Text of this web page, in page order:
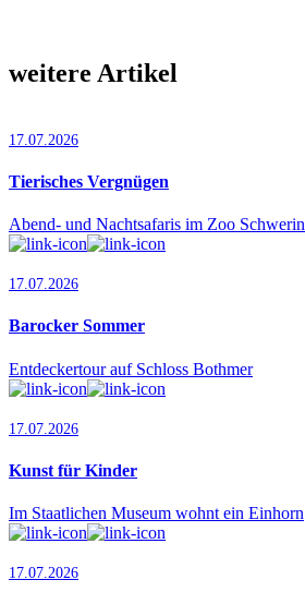
weitere Artikel
17.07.2026
Tierisches Vergnügen
Abend- und Nachtsafaris im Zoo Schwerin
17.07.2026
Barocker Sommer
Entdeckertour auf Schloss Bothmer
17.07.2026
Kunst für Kinder
Im Staatlichen Museum wohnt ein Einhorn
17.07.2026